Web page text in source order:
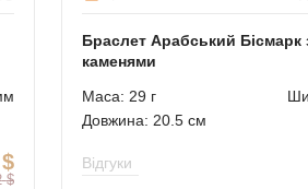
$
$
Браслет Арабський Бісмарк
каменями
Маса: 29 г
Довжина: 20.5 см
Відгуки